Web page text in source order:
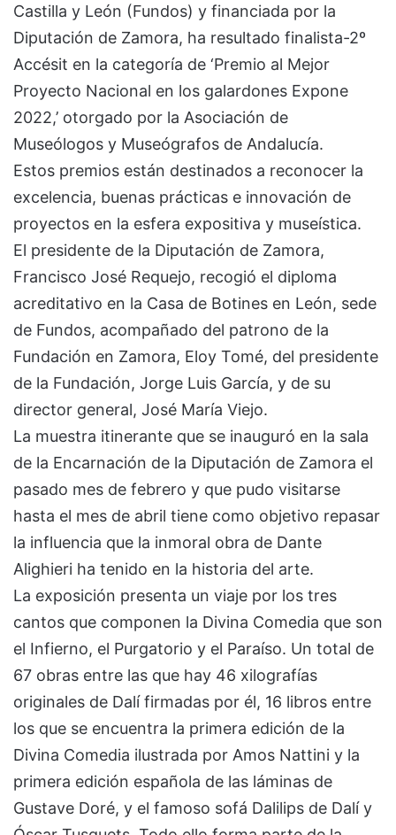
Castilla y León (Fundos) y financiada por la
Diputación de Zamora, ha resultado finalista-2º
Accésit en la categoría de ‘Premio al Mejor
Proyecto Nacional en los galardones Expone
2022,’ otorgado por la Asociación de
Museólogos y Museógrafos de Andalucía.
Estos premios están destinados a reconocer la
excelencia, buenas prácticas e innovación de
proyectos en la esfera expositiva y museística.
El presidente de la Diputación de Zamora,
Francisco José Requejo, recogió el diploma
acreditativo en la Casa de Botines en León, sede
de Fundos, acompañado del patrono de la
Fundación en Zamora, Eloy Tomé, del presidente
de la Fundación, Jorge Luis García, y de su
director general, José María Viejo.
La muestra itinerante que se inauguró en la sala
de la Encarnación de la Diputación de Zamora el
pasado mes de febrero y que pudo visitarse
hasta el mes de abril tiene como objetivo repasar
la influencia que la inmoral obra de Dante
Alighieri ha tenido en la historia del arte.
La exposición presenta un viaje por los tres
cantos que componen la Divina Comedia que son
el Infierno, el Purgatorio y el Paraíso. Un total de
67 obras entre las que hay 46 xilografías
originales de Dalí firmadas por él, 16 libros entre
los que se encuentra la primera edición de la
Divina Comedia ilustrada por Amos Nattini y la
primera edición española de las láminas de
Gustave Doré, y el famoso sofá Dalilips de Dalí y